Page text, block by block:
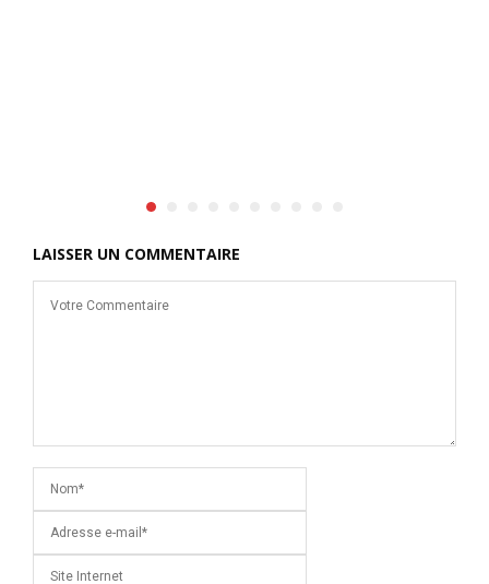
LAISSER UN COMMENTAIRE